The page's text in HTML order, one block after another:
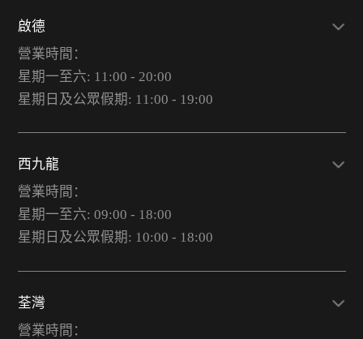
啟德
營業時間：
星期一至六: 11:00 - 20:00
星期日及公眾假期: 11:00 - 19:00
西九龍
營業時間：
星期一至六: 09:00 - 18:00
星期日及公眾假期: 10:00 - 18:00
荃灣
營業時間：